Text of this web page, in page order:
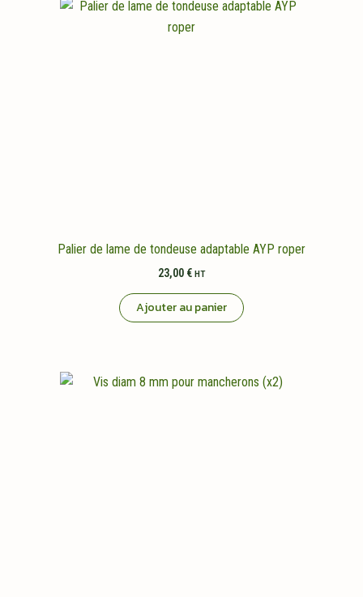
Palier de lame de tondeuse adaptable AYP roper
23,00 € HT
Ajouter au panier